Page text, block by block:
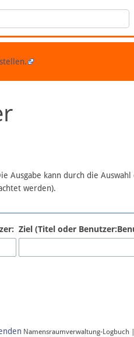
kann durch die Auswahl
werden).
Ziel (Titel oder
Namensraumverwaltung-Logbuch |